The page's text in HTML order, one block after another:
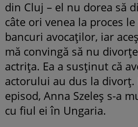
din Cluj – el nu dorea să
câte ori venea la proces
bancuri avocaților, iar
mă convingă să nu
actrița. Ea a susținut că
actorului au dus la divorț.
episod, Anna Szeleș s-a
cu fiul ei în Ungaria.